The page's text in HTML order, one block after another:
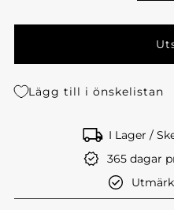
Lägg till i önskelistan
I Lager /
365 dagar